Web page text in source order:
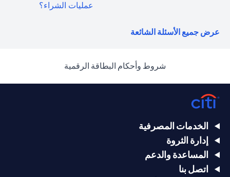
عمليات الشراء؟
عرض جميع الأسئلة الشائعة
شروط وأحكام البطاقة الرقمية
الخدمات المصرفية
إدارة الثروة
المساعدة والدعم
اتصل بنا